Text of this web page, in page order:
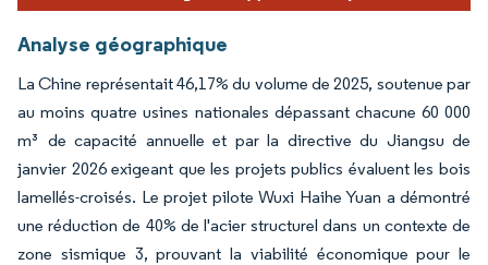
Analyse géographique
La Chine représentait 46,17% du volume de 2025, soutenue par
au moins quatre usines nationales dépassant chacune 60 000
m³ de capacité annuelle et par la directive du Jiangsu de
janvier 2026 exigeant que les projets publics évaluent les bois
lamellés-croisés. Le projet pilote Wuxi Haihe Yuan a démontré
une réduction de 40% de l'acier structurel dans un contexte de
zone sismique 3, prouvant la viabilité économique pour le